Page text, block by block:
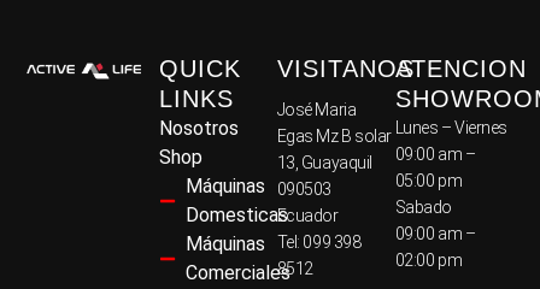
QUICK
LINKS
Nosotros
Shop
Máquinas
Domesticas
Máquinas
Comerciales
VISITANOS
José Maria
Egas Mz B solar
13, Guayaquil
090503
Ecuador
Tel: 099 398
8512
ATENCION
Lunes – Viernes
09:00 am –
05:00 pm
Sabado
09:00 am –
02:00 pm